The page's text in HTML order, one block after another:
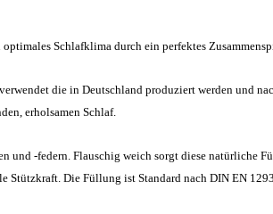
Schlafklima durch ein perfektes
die in Deutschland produziert werden und
erholsamen Schlaf.
und -federn. Flauschig weich sorgt diese natürliche
Stützkraft. Die Füllung ist Standard nach DIN EN